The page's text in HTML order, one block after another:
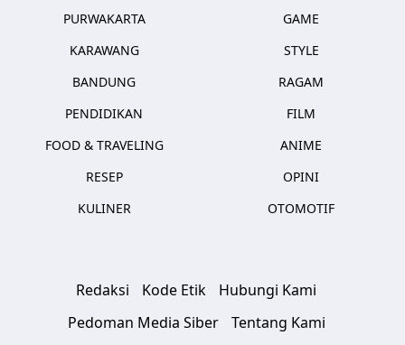
PURWAKARTA
KARAWANG
BANDUNG
PENDIDIKAN
FOOD & TRAVELING
RESEP
KULINER
GAME
STYLE
RAGAM
FILM
ANIME
OPINI
OTOMOTIF
Redaksi Kode Etik
Hubungi Kami
Pedoman Media Siber
Tentang Kami